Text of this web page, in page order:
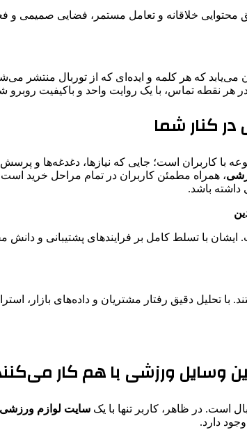
محتوایی خلاقانه و تعامل مستمر، فضایی صمیمی
می‌یابد که هر کلمه و ایده‌ای که از توربال
هر نقطه‌ تماس، با یک روایت واحد و باکیفیت روبرو
کنار شما
با کاربران است؛ جایی که نیازها، دغدغه‌ها و
، همراه مطمئن کاربران در تمام مراحل خرید
باشد.
با تسلط کامل بر فرایندهای پشتیبانی و
با تحلیل دقیق رفتار مشتریان و داده‌های بازار،
وسایل ورزشی با هم کار
است. در ظاهر، کاربر تنها با یک سایت لوازم ورزشی
دارد.